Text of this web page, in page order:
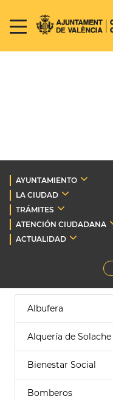
AYUNTAMIENTO
LA CIUDAD
TRÁMITES
ATENCIÓN CIUDADANA
ACTUALIDAD
Albufera
Alquería de Solache
Bienestar Social
Bomberos